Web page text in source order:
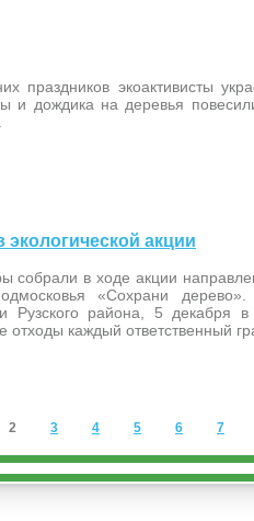
праздников экоактивисты
и дождика на деревья
экологической акции
собрали в ходе акции
«Сохрани
Рузского района, 5 декабря
отходы каждый ответственный
2 3 4 5 6 7